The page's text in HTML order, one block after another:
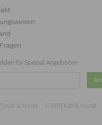
für Spezial Angeboten
Kat & Hond © 2011 Kat & Hond